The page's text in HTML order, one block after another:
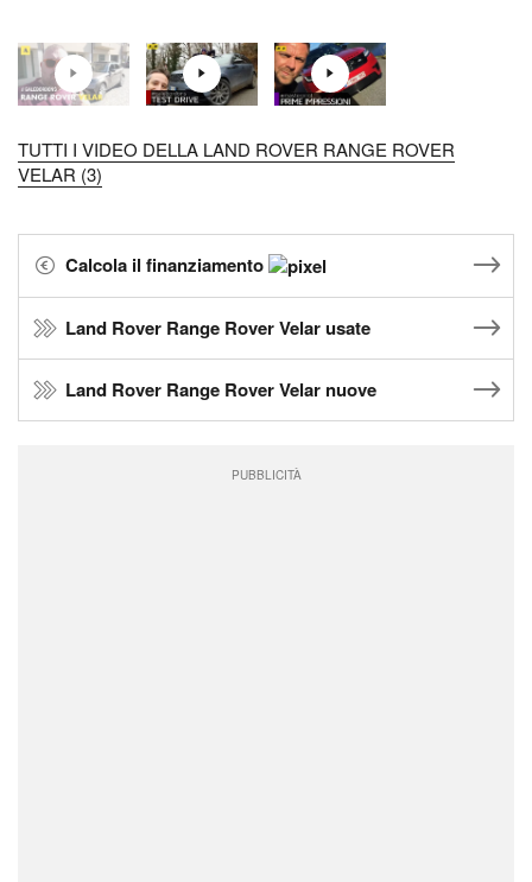
TUTTI I VIDEO DELLA LAND ROVER RANGE ROVER
VELAR (3)
Calcola il finanziamento
Land Rover Range Rover Velar usate
Land Rover Range Rover Velar nuove
PUBBLICITÀ